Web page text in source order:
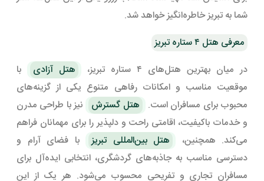
شما به تبریز خاطره‌انگیز خواهد شد.
معرفی هتل ۴ ستاره تبریز
در میان بهترین هتل‌های ۴ ستاره تبریز،
هتل آزادی
با
موقعیت مناسب و امکانات رفاهی متنوع یکی از گزینه‌های
محبوب برای مسافران است.
هتل گسترش
نیز با طراحی مدرن
و خدمات باکیفیت، اقامتی راحت و دلپذیر را برای مهمانان فراهم
می‌کند. همچنین،
هتل بین‌المللی تبریز
با فضای آرام و
دسترسی مناسب به جاذبه‌های گردشگری، انتخابی ایده‌آل برای
مسافران تجاری و تفریحی محسوب می‌شود. هر یک از این